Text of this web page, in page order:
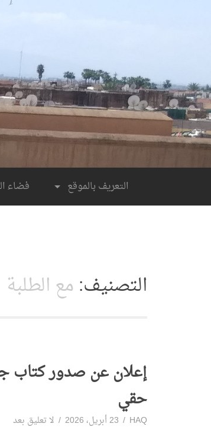
التعريف بالموقع فضاء
التصنيف: مع الطلبة
إعلان عن صدور كتاب
حقي
HAQ 23 أبريل، 2026 لا تعليق بعد